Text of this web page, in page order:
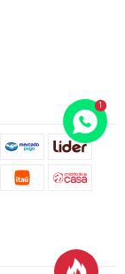
puntos